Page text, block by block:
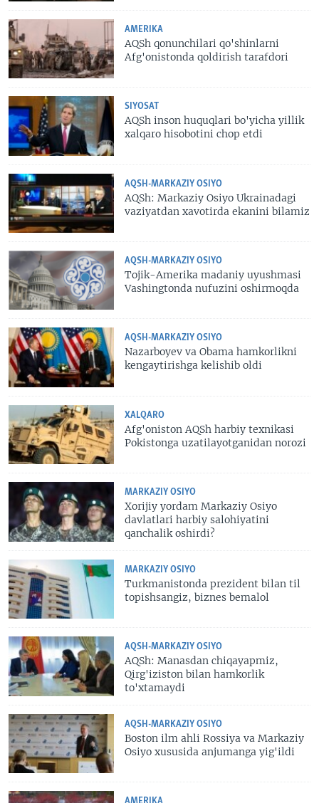
AMERIKA
AQSh qonunchilari qo'shinlarni
Afg'onistonda qoldirish tarafdori
SIYOSAT
AQSh inson huquqlari bo'yicha yillik
xalqaro hisobotini chop etdi
AQSH-MARKAZIY OSIYO
AQSh: Markaziy Osiyo Ukrainadagi
vaziyatdan xavotirda ekanini bilamiz
AQSH-MARKAZIY OSIYO
Tojik-Amerika madaniy uyushmasi
Vashingtonda nufuzini oshirmoqda
AQSH-MARKAZIY OSIYO
Nazarboyev va Obama hamkorlikni
kengaytirishga kelishib oldi
XALQARO
Afg'oniston AQSh harbiy texnikasi
Pokistonga uzatilayotganidan norozi
MARKAZIY OSIYO
Xorijiy yordam Markaziy Osiyo
davlatlari harbiy salohiyatini
qanchalik oshirdi?
MARKAZIY OSIYO
Turkmanistonda prezident bilan til
topishsangiz, biznes bemalol
AQSH-MARKAZIY OSIYO
AQSh: Manasdan chiqayapmiz,
Qirg'iziston bilan hamkorlik
to'xtamaydi
AQSH-MARKAZIY OSIYO
Boston ilm ahli Rossiya va Markaziy
Osiyo xususida anjumanga yig'ildi